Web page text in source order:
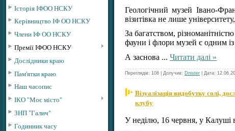
Історія ІФОО НСКУ
Керівництво ІФ ОО НСКУ
Члени ІФ ОО НСКУ
Премії ІФОО НСКУ
Дослідники краю
Пам'ятки краю
Наш часопис
ІКО "Моє місто"
ЗНП "Галич"
Годинник часу
Геологічний музей Івано-
візитівка не лише
За багатством,
фауни і флори музей є одним
А заснова ... Читати далі »
Переглядів: 108 | Долучив: Dnister | Дата:
Візуалізація видобутку солі,
клубу
У неділю, 16 червня, у Калуші